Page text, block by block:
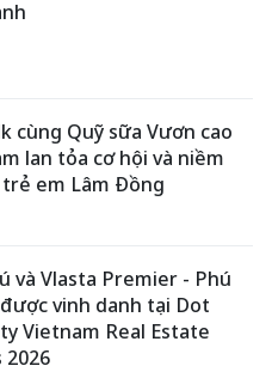
cùng Quỹ sữa Vươn cao
lan tỏa cơ hội và niềm
em Lâm Đồng
và Vlasta Premier - Phú
vinh danh tại Dot
Vietnam Real Estate
2026